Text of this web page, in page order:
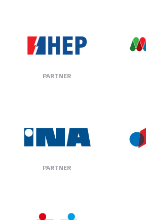
PARTNER
PARTNER